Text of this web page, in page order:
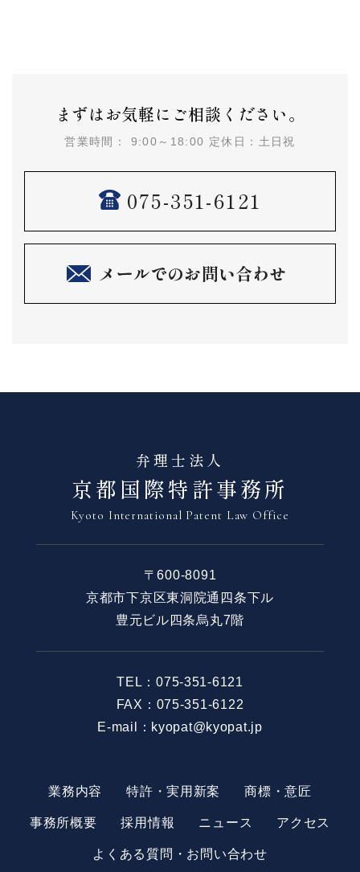
まずはお気軽にご相談ください。
営業時間： 9:00～18:00 定休日：土日祝
075-351-6121
メールでのお問い合わせ
弁理士法人
京都国際特許事務所
Kyoto International Patent Law Office
〒600-8091
京都市下京区東洞院通四条下ル
豊元ビル四条烏丸7階
TEL：075-351-6121
FAX：075-351-6122
E-mail：kyopat@kyopat.jp
業務内容 特許・実用新案 商標・意匠
事務所概要 採用情報 ニュース アクセス
よくある質問・お問い合わせ